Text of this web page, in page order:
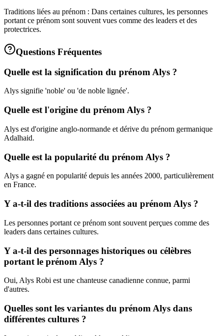
Traditions liées au prénom : Dans certaines cultures, les personnes
portant ce prénom sont souvent vues comme des leaders et des
protectrices.
Questions Fréquentes
Quelle est la signification du prénom Alys ?
Alys signifie 'noble' ou 'de noble lignée'.
Quelle est l'origine du prénom Alys ?
Alys est d'origine anglo-normande et dérive du prénom germanique
Adalhaid.
Quelle est la popularité du prénom Alys ?
Alys a gagné en popularité depuis les années 2000, particulièrement
en France.
Y a-t-il des traditions associées au prénom Alys ?
Les personnes portant ce prénom sont souvent perçues comme des
leaders dans certaines cultures.
Y a-t-il des personnages historiques ou célèbres
portant le prénom Alys ?
Oui, Alys Robi est une chanteuse canadienne connue, parmi
d'autres.
Quelles sont les variantes du prénom Alys dans
différentes cultures ?